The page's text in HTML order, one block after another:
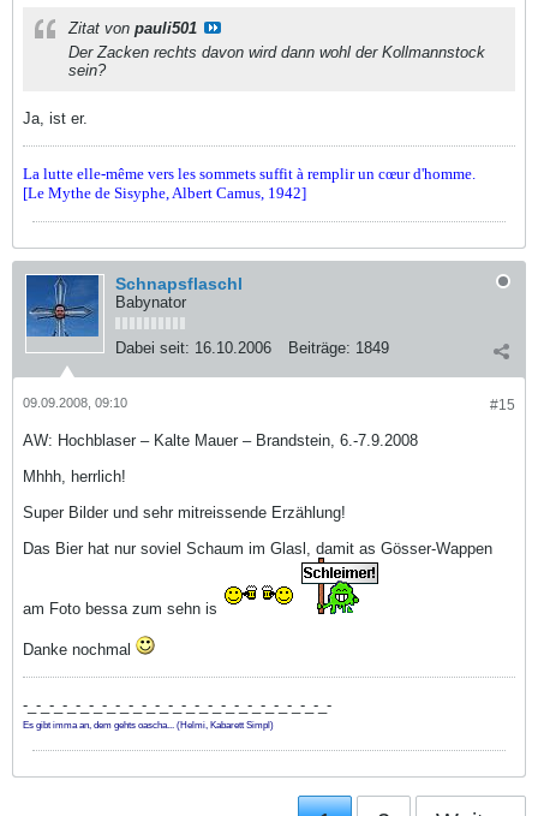
Zitat von pauli501
Der Zacken rechts davon wird dann wohl der Kollmannstock
sein?
Ja, ist er.
La lutte elle-même vers les sommets suffit à remplir un cœur d'homme.
[Le Mythe de Sisyphe, Albert Camus, 1942]
Schnapsflaschl
Babynator
Dabei seit: 16.10.2006 Beiträge: 1849
#15
09.09.2008, 09:10
AW: Hochblaser – Kalte Mauer – Brandstein, 6.-7.9.2008
Mhhh, herrlich!
Super Bilder und sehr mitreissende Erzählung!
Das Bier hat nur soviel Schaum im Glasl, damit as Gösser-Wappen
am Foto bessa zum sehn is
Danke nochmal
-_-_-_-_-_-_-_-_-_-_-_-_-_-_-_-_-_-_-_-_-_-_-_-
Es gibt imma an, dem gehts oascha... (Helmi, Kabarett Simpl)